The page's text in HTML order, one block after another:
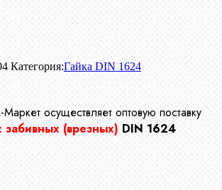
Категория:Гайка DIN 1624
осуществляет оптовую поставку
забивных (врезных) DIN 1624